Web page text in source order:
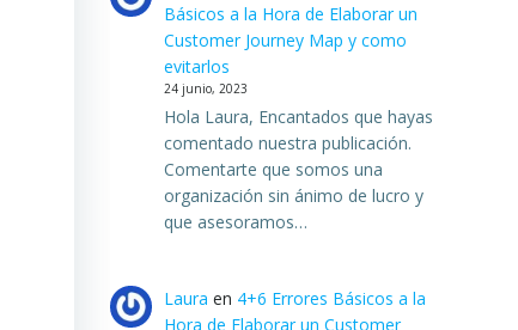
Básicos a la Hora de Elaborar un
Customer Journey Map y como
evitarlos
24 junio, 2023
Hola Laura, Encantados que hayas
comentado nuestra publicación.
Comentarte que somos una
organización sin ánimo de lucro y
que asesoramos…
Laura en 4+6 Errores Básicos a la
Hora de Elaborar un Customer